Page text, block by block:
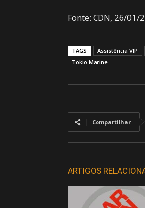
Fonte: CDN, 26/01/
TAGS Assistência VIP
Tokio Marine
Compartilhar
ARTIGOS